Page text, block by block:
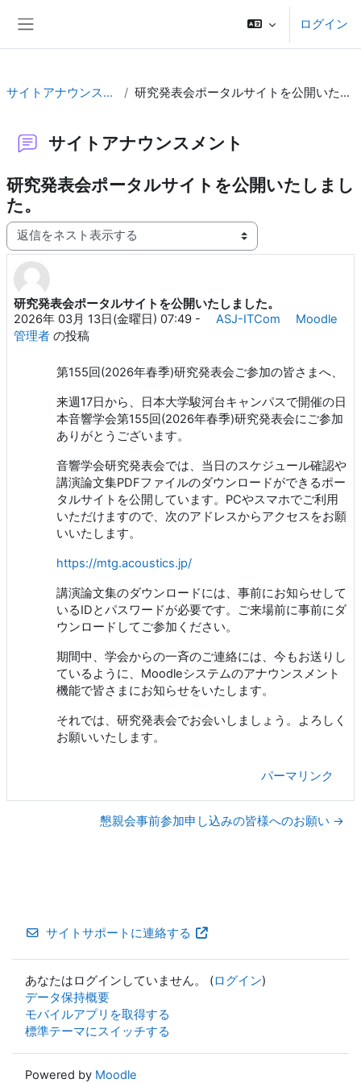
ログイン
サイトアナウンスメント 研究発表会ポータルサイトを公開いたしました。
サイトアナウンスメント
研究発表会ポータルサイトを公開いたしまし
た。
表示モード
研究発表会ポータルサイトを公開いたしました。
2026年 03月 13日(金曜日) 07:49 -
ASJ-ITCom Moodle
管理者 の投稿
返信数: 0
第155回(2026年春季)研究発表会ご参加の皆さまへ、
来週17日から、日本大学駿河台キャンパスで開催の日
本音響学会第155回(2026年春季)研究発表会にご参加
ありがとうございます。
音響学会研究発表会では、当日のスケジュール確認や
講演論文集PDFファイルのダウンロードができるポー
タルサイトを公開しています。PCやスマホでご利用
いただけますので、次のアドレスからアクセスをお願
いいたします。
https://mtg.acoustics.jp/
講演論文集のダウンロードには、事前にお知らせして
いるIDとパスワードが必要です。ご来場前に事前にダ
ウンロードしてご参加ください。
期間中、学会からの一斉のご連絡には、今もお送りし
ているように、Moodleシステムのアナウンスメント
機能で皆さまにお知らせをいたします。
それでは、研究発表会でお会いしましょう。よろしく
お願いいたします。
パーマリンク
懇親会事前参加申し込みの皆様へのお願い →
サイトサポートに連絡する
あなたはログインしていません。 (ログイン)
データ保持概要
モバイルアプリを取得する
標準テーマにスイッチする
Powered by Moodle